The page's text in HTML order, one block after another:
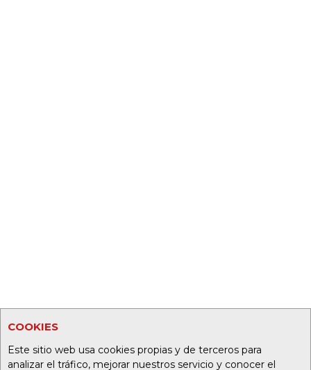
COOKIES
Este sitio web usa cookies propias y de terceros para
analizar el tráfico, mejorar nuestros servicio y conocer el